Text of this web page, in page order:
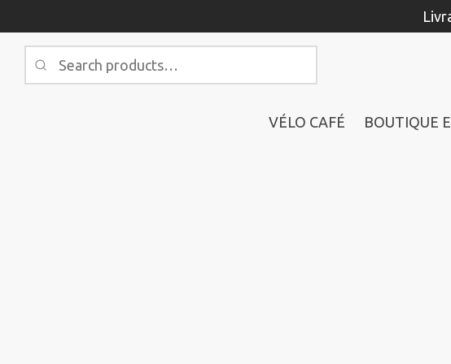
Search
for:
VÉLO CAFÉ BOUTIQUE